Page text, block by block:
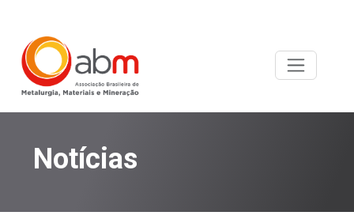
Notícias